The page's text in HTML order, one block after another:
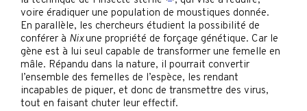
voire éradiquer une population de moustiques donnée.
En parallèle, les chercheurs étudient la possibilité de
conférer à Nixune propriété de forçage génétique. Car le
gène est à lui seul capable de transformer une femelle en
mâle. Répandu dans la nature, il pourrait convertir
l’ensemble des femelles de l’espèce, les rendant
incapables de piquer, et donc de transmettre des virus,
tout en faisant chuter leur effectif.